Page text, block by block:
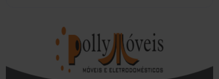
Bom Jesus da Lapa
Boquira